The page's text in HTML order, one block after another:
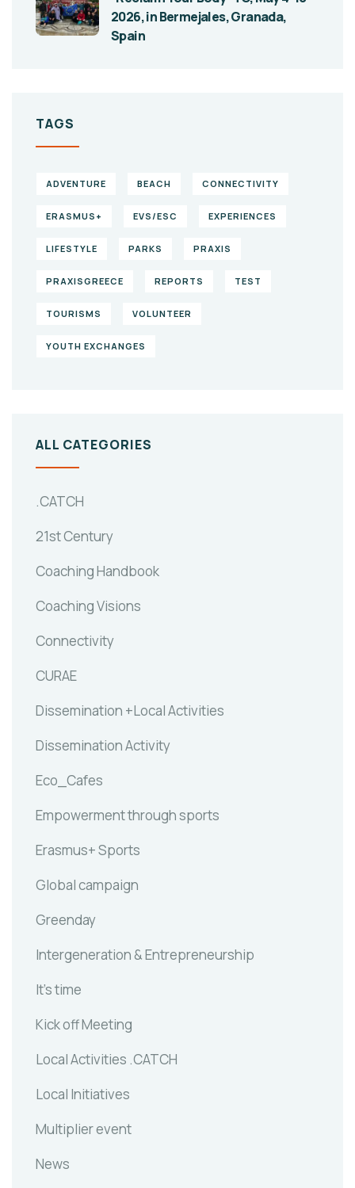
2026, in Bermejales, Granada,
Spain
TAGS
ADVENTURE BEACH CONNECTIVITY
ERASMUS+ EVS/ESC EXPERIENCES
LIFESTYLE PARKS PRAXIS
PRAXISGREECE REPORTS TEST
TOURISMS VOLUNTEER
YOUTH EXCHANGES
ALL CATEGORIES
.CATCH
21st Century
Coaching Handbook
Coaching Visions
Connectivity
CURAE
Dissemination +Local Activities
Dissemination Activity
Eco_Cafes
Empowerment through sports
Erasmus+ Sports
Global campaign
Greenday
Intergeneration & Entrepreneurship
It's time
Kick off Meeting
Local Activities .CATCH
Local Initiatives
Multiplier event
News